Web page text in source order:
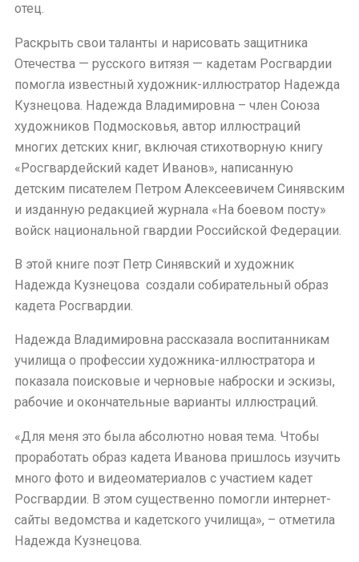
отец.
Раскрыть свои таланты и нарисовать защитника
Отечества — русского витязя — кадетам Росгвардии
помогла известный художник-иллюстратор Надежда
Кузнецова. Надежда Владимировна – член Союза
художников Подмосковья, автор иллюстраций
многих детских книг, включая стихотворную книгу
«Росгвардейский кадет Иванов», написанную
детским писателем Петром Алексеевичем Синявским
и изданную редакцией журнала «На боевом посту»
войск национальной гвардии Российской Федерации.
В этой книге поэт Петр Синявский и художник
Надежда Кузнецова создали собирательный образ
кадета Росгвардии.
Надежда Владимировна рассказала воспитанникам
училища о профессии художника-иллюстратора и
показала поисковые и черновые наброски и эскизы,
рабочие и окончательные варианты иллюстраций.
«Для меня это была абсолютно новая тема. Чтобы
проработать образ кадета Иванова пришлось изучить
много фото и видеоматериалов с участием кадет
Росгвардии. В этом существенно помогли интернет-
сайты ведомства и кадетского училища», – отметила
Надежда Кузнецова.